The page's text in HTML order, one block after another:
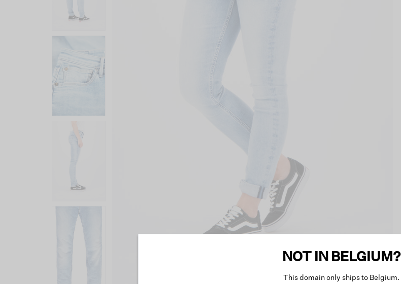
NOT IN BELGIUM?
This domain only ships to Belgium.